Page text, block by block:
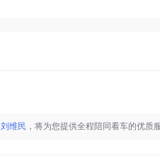
刘维民 ，将为您提供全程陪同看车的优质